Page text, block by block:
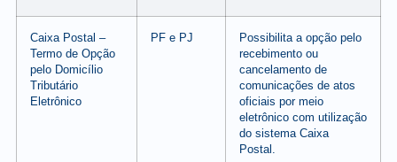
Caixa Postal –
Termo de Opção
pelo Domicílio
Tributário
Eletrônico
PF e PJ
Possibilita a opção pelo
recebimento ou
cancelamento de
comunicações de atos
oficiais por meio
eletrônico com utilização
do sistema Caixa
Postal.